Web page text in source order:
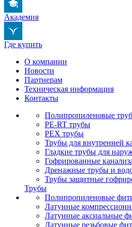
Академия
Где купить
О компании
Новости
Партнерам
Техническая информация
Контакты
Полипропиленовые
PE-RT трубы
PEX трубы
Трубы для внутренней
Гладкие трубы для
Гофрированные
Дренажные трубы и
Трубы защитные
Трубы
Полипропиленовые
Латунные
Латунные аксиальные
Латунные резьбовые